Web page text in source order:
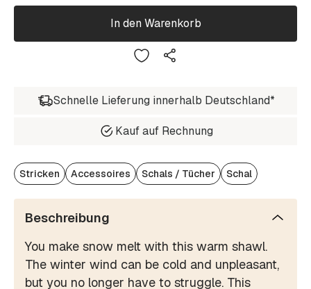
In den Warenkorb
Schnelle Lieferung innerhalb Deutschland*
Kauf auf Rechnung
Stricken Accessoires Schals / Tücher Schal
Beschreibung
You make snow melt with this warm shawl.
The winter wind can be cold and unpleasant,
but you no longer have to struggle. This